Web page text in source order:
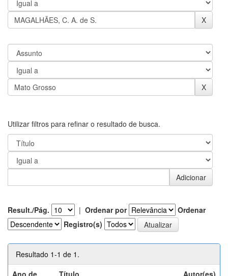
Utilizar filtros para refinar o resultado de busca.
Result./Pág. | Ordenar por
Ordenar
Registro(s)
Resultado 1-1 de 1.
Ano de
Título Autor(es)